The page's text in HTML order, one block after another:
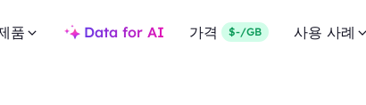
품 Data for AI 가격 $-/GB 사용 사례